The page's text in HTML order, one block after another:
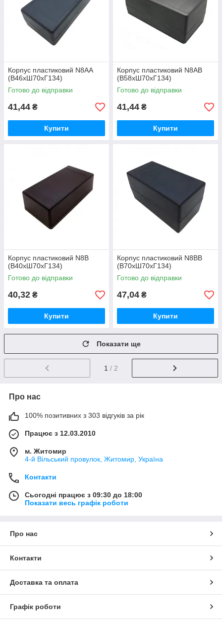
Корпус пластиковий N8AA
(В46хШ70хГ134)
Готово до відправки
41,44 ₴
Купити
Корпус пластиковий N8AB
(В58хШ70хГ134)
Готово до відправки
41,44 ₴
Купити
Корпус пластиковий N8B
(В40хШ70хГ134)
Готово до відправки
40,32 ₴
Купити
Корпус пластиковий N8BB
(В70хШ70хГ134)
Готово до відправки
47,04 ₴
Купити
Показати ще
1 / 2
Про нас
100% позитивних з 303 відгуків за рік
Працює з 12.03.2010
м. Житомир
4-й Вільський провулок, Житомир, Україна
Контакти
Сьогодні працює з 09:30 до 18:00
Показати весь графік роботи
Про нас
Контакти
Доставка та оплата
Графік роботи